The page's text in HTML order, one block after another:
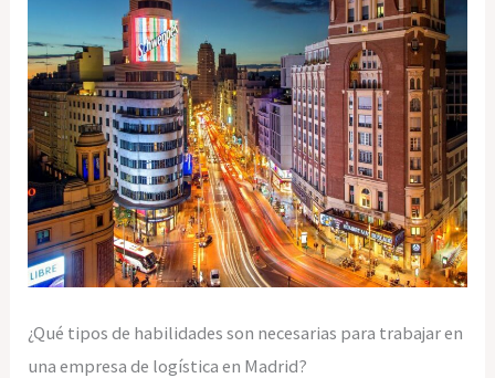
¿Qué tipos de habilidades son necesarias para trabajar en
una empresa de logística en Madrid?